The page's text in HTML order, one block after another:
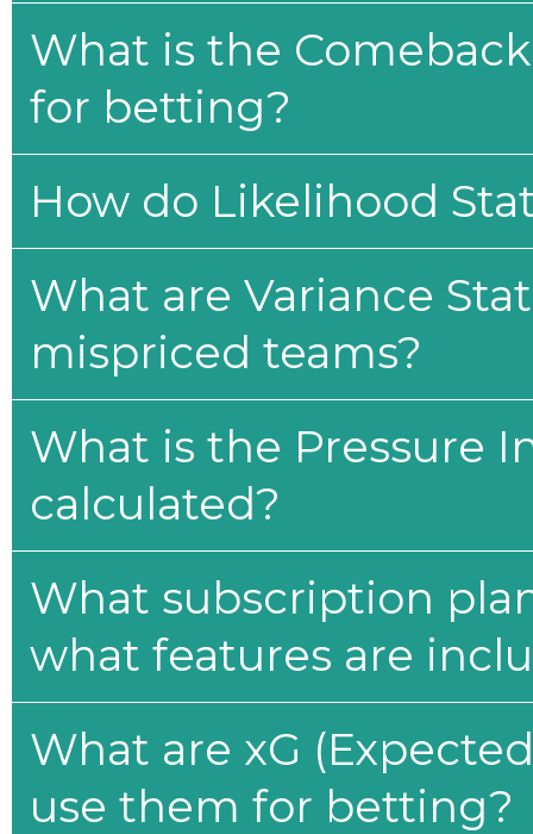
What is the
for betting?
How do Likelihood
What are Variance
mispriced teams?
What is the Pressure
calculated?
What subscription
what features are
What are xG
use them for betting?